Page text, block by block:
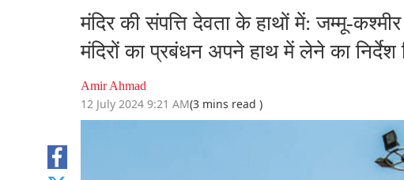
मंदिर की संपत्ति देवता के हाथों में: जम्मू-
मंदिरों का प्रबंधन अपने हाथ में लेने का निर्देश
Amir Ahmad
12 July 2024 9:21 AM(3 mins read )